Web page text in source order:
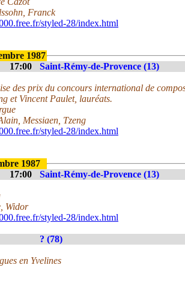
Franck
styled-28/index.html
1987
17:00
Saint-Rémy-de-Provence (13)
des prix du concours international de
et Vincent Paulet, lauréats.
Messiaen, Tzeng
styled-28/index.html
1987
17:00
Saint-Rémy-de-Provence (13)
Widor
styled-28/index.html
? (78)
en Yvelines